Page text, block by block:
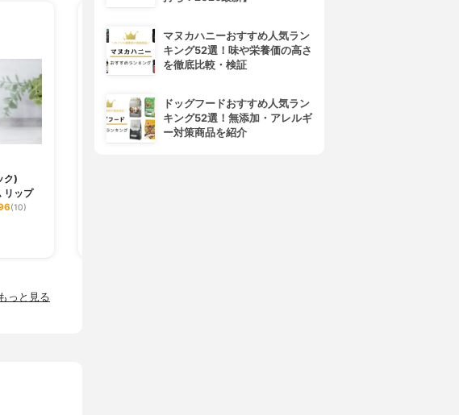
ク)
リップ
(10)
っと見る
マヌカハニーおすすめ人気ラン
キング52選！味や栄養価の高さ
を徹底比較・検証
ドッグフードおすすめ人気ラン
キング52選！無添加・アレルギ
ー対策商品を紹介